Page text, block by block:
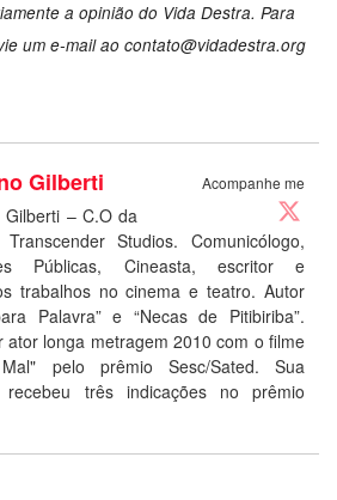
a opinião do Vida Destra. Para
um e-mail ao contato@vidadestra.org
Acompanhe me
Gilberti
Gilberti – C.O da
Studios. Comunicólogo,
Públicas, Cineasta, escritor e
trabalhos no cinema e teatro. Autor
Palavra” e “Necas de Pitibiriba”.
ator longa metragem 2010 com o filme
pelo prêmio Sesc/Sated. Sua
recebeu três indicações no prêmio